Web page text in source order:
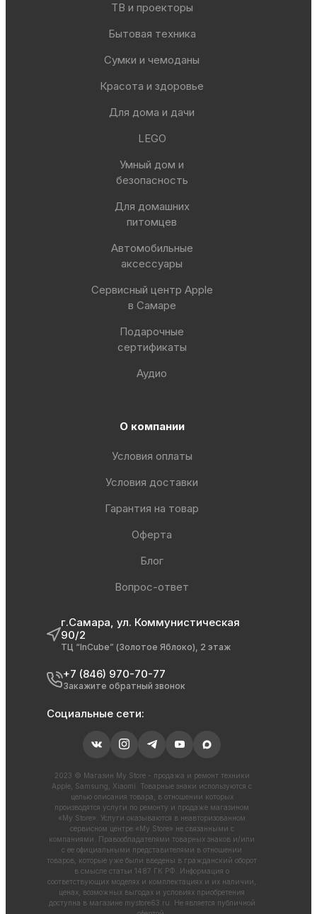
ТВ и проекторы
Бытовая техника
Сумки и чемоданы
Красота и здоровье
Для дома и дачи
LEGO
Умный дом и
безопасность
Для домашних
питомцев
Автомобильные
аксессуары
Сервисный центр Apple
в Самаре
Подарочные
сертификаты
Аудио
О компании
Условия оплаты
Условия доставки
Гарантия на товар
Оферта
Блог
Вопрос-ответ
г.Самара, ул. Коммунистическая
90/2
ТЦ “InCube” (Золотое Яблоко), 2 этаж
+7 (846) 970-70-77
Закажите обратный звонок
Социальные сети:
2023 © Магазин My Store - продажа и ремонт техники
Apple, Samsung, Xiaomi. Товарные знаки используются с
целью описания товара, в отношении которых
производятся услуги по ремонту и продаже магазином
«My Store». Услуги оказываются в неавторизованном
сервисном центре «My Store» не связанными с
компаниями. Правообладателями товарных знаков и/или
с ее официальными представителями в отношении
товаров, которые уже были введены в гражданский оборот
в смысле статьи 1487 ГК РФ. Информация о
соответствующих моделях и комплектациях и их наличии,
ценах, возможных выгодах и условиях приобретения
доступна в магазине mystore63.ru . Не является публичной